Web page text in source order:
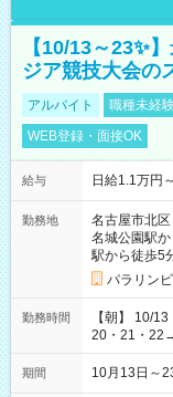
【10/13～23✨
ジア競技大会の
アルバイト 職種未経
WEB登録・面接OK
給与 日給1.1万円
勤務地
名古屋市北区
名城公園駅
駅から徒歩5
パラリン
勤務時間
【朝】 10/
20・21・
【夕方】
10/22→「17
期間 10月13日～